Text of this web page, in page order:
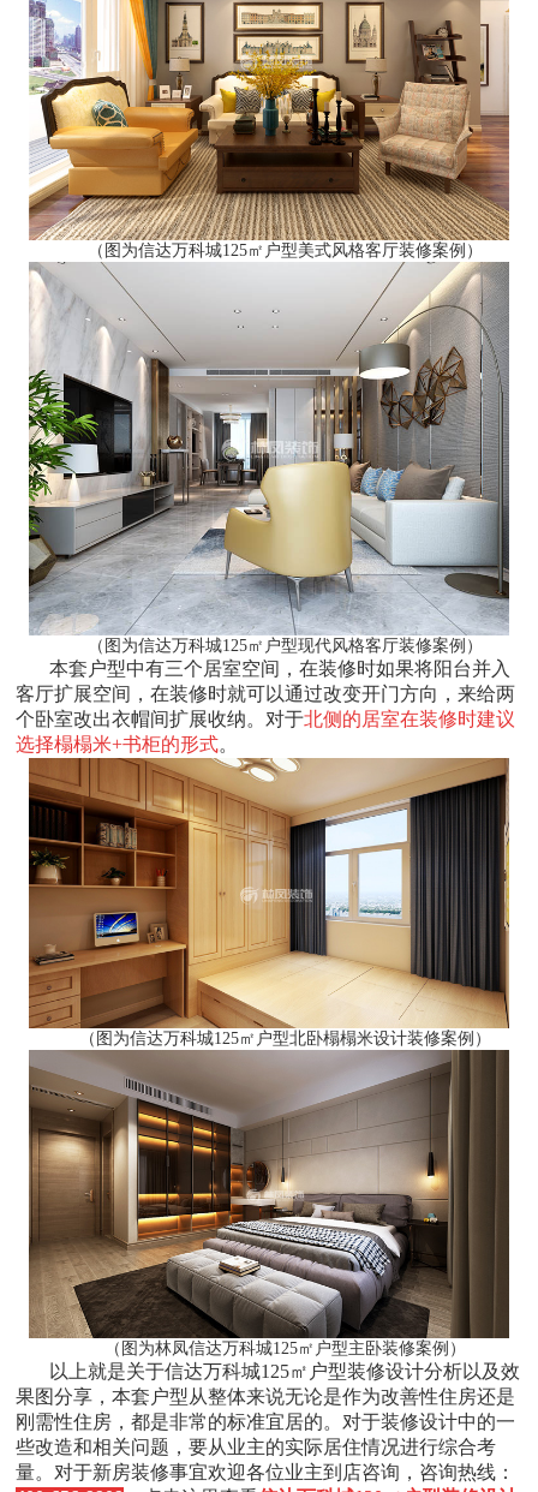
（图为信达万科城125㎡户型美式风格客厅装修案例）
（图为信达万科城125㎡户型现代风格客厅装修案例）
本套户型中有三个居室空间，在装修时如果将阳台并入
客厅扩展空间，在装修时就可以通过改变开门方向，来给两
个卧室改出衣帽间扩展收纳。对于北侧的居室在装修时建议
选择榻榻米+书柜的形式。
（图为信达万科城125㎡户型北卧榻榻米设计装修案例）
（图为林凤信达万科城125㎡户型主卧装修案例）
以上就是关于信达万科城125㎡户型装修设计分析以及效
果图分享，本套户型从整体来说无论是作为改善性住房还是
刚需性住房，都是非常的标准宜居的。对于装修设计中的一
些改造和相关问题，要从业主的实际居住情况进行综合考
量。对于新房装修事宜欢迎各位业主到店咨询，咨询热线：